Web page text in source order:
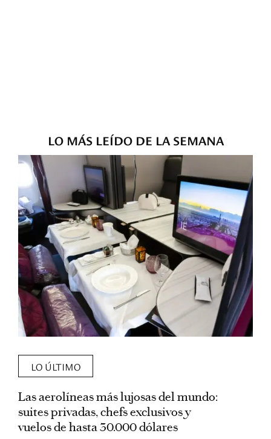
LO MÁS LEÍDO DE LA SEMANA
LO ÚLTIMO
Las aerolíneas más lujosas del mundo:
suites privadas, chefs exclusivos y
vuelos de hasta 30.000 dólares